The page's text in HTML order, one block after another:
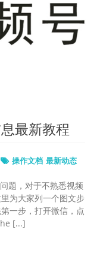
最新教程
操作文档 最新动态
题，对于不熟悉视频
为大家列一个图文步
一步，打开微信，点
[...]